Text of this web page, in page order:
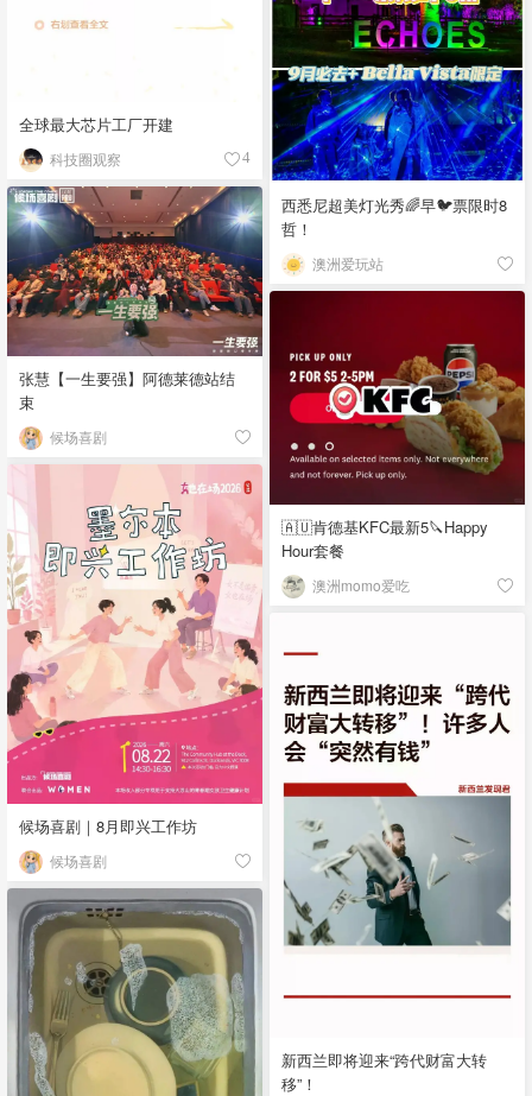
全球最大芯片工厂开建
科技圈观察 4
西悉尼超美灯光秀🌈早🐦票限时8
哲！
澳洲爱玩站
张慧【一生要强】阿德莱德站结
束
候场喜剧
🇦🇺肯德基KFC最新5🔪Happy
Hour套餐
澳洲momo爱吃
候场喜剧｜8月即兴工作坊
候场喜剧
新西兰即将迎来“跨代财富大转
移”！